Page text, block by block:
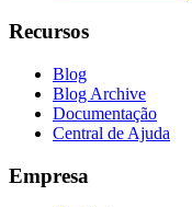
Recursos
Blog
Blog Archive
Documentação
Central de Ajuda
Empresa